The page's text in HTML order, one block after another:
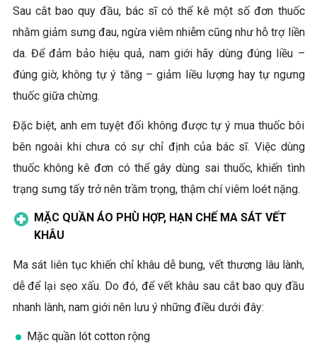
Sau cắt bao quy đầu, bác sĩ có thể kê một số đơn thuốc
nhằm giảm sưng đau, ngừa viêm nhiễm cũng như hỗ trợ liền
da. Để đảm bảo hiệu quả, nam giới hãy dùng đúng liều –
đúng giờ, không tự ý tăng – giảm liều lượng hay tự ngưng
thuốc giữa chừng.
Đặc biệt, anh em tuyệt đối không được tự ý mua thuốc bôi
bên ngoài khi chưa có sự chỉ định của bác sĩ. Việc dùng
thuốc không kê đơn có thể gây dùng sai thuốc, khiến tình
trạng sưng tấy trở nên trầm trọng, thậm chí viêm loét nặng.
MẶC QUẦN ÁO PHÙ HỢP, HẠN CHẾ MA SÁT VẾT
KHÂU
Ma sát liên tục khiến chỉ khâu dễ bung, vết thương lâu lành,
dễ để lại sẹo xấu. Do đó, để vết khâu sau cắt bao quy đầu
nhanh lành, nam giới nên lưu ý những điều dưới đây:
Mặc quần lót cotton rộng